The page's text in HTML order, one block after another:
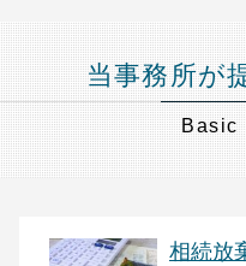
当事務所が
Basic
相続放